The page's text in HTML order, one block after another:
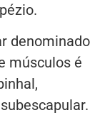
denominado
músculos é